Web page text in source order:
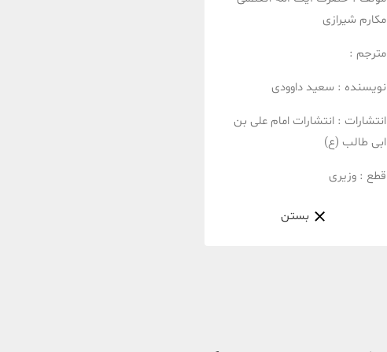
مکارم شیرازی
مترجم :
نویسنده :سعید داوودی
انتشارات :انتشارات امام علی بن
ابی طالب (ع)
قطع :وزیری
بستن